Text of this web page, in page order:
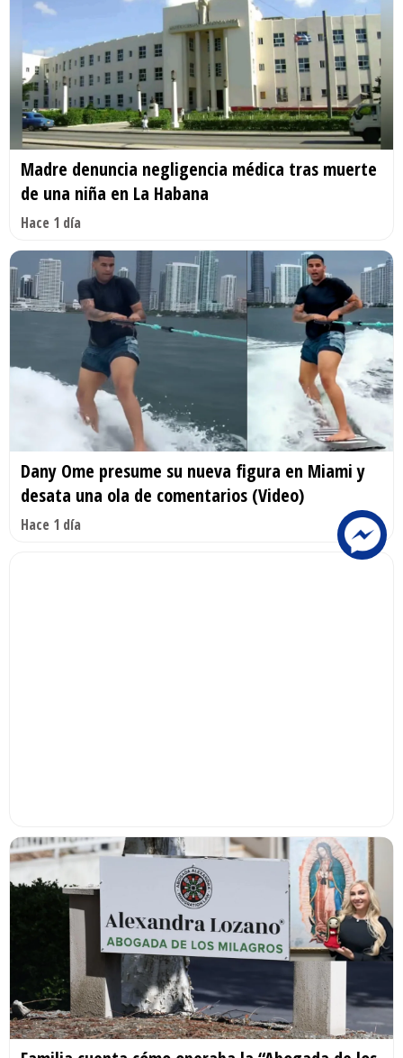
Madre denuncia negligencia médica tras muerte
de una niña en La Habana
Hace 1 día
Dany Ome presume su nueva figura en Miami y
desata una ola de comentarios (Video)
Hace 1 día